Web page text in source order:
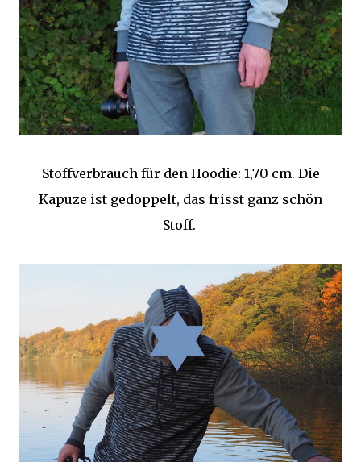
Stoffverbrauch für den Hoodie: 1,70 cm. Die
Kapuze ist gedoppelt, das frisst ganz schön
Stoff.